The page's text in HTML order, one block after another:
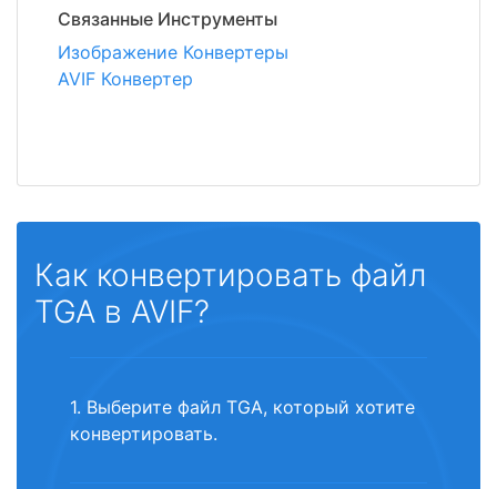
Связанные Инструменты
Изображение Конвертеры
AVIF Конвертер
Как конвертировать файл
TGA в AVIF?
1. Выберите файл TGA, который хотите
конвертировать.